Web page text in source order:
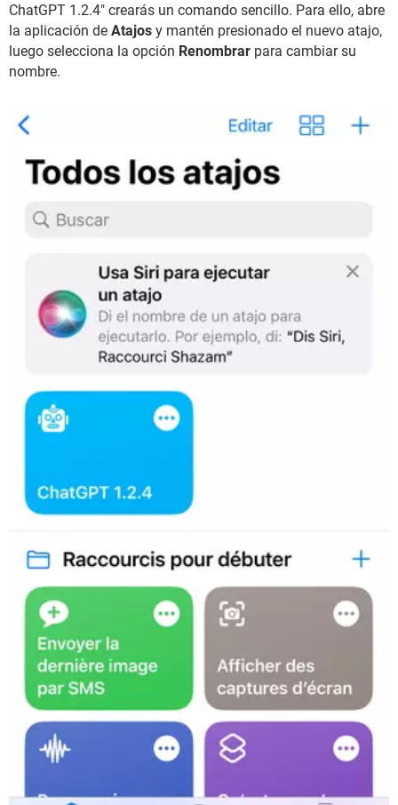
ChatGPT 1.2.4" crearás un comando sencillo. Para ello, abre
la aplicación de Atajos y mantén presionado el nuevo atajo,
luego selecciona la opción Renombrar para cambiar su
nombre.